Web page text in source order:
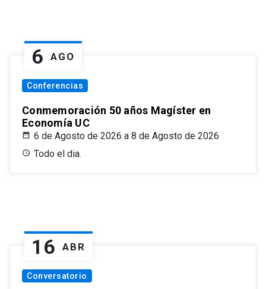
6 AGO
Conferencias
Conmemoración 50 años Magíster en
Economía UC
6 de Agosto de 2026 a 8 de Agosto de 2026
Todo el dia.
16 ABR
Conversatorio